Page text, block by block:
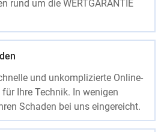
rund um die WERTGARANTIE
und unkomplizierte Online-
Ihre Technik. In wenigen
Schaden bei uns eingereicht.